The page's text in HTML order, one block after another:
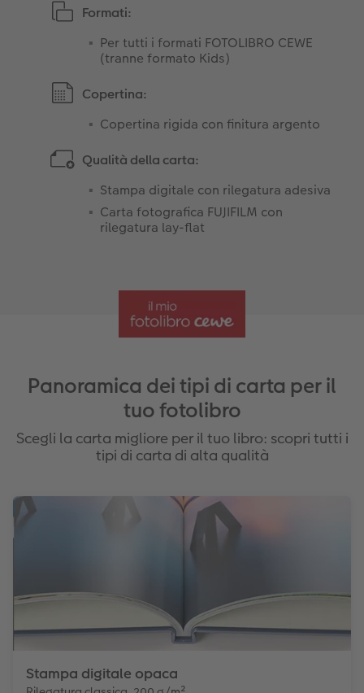
Formati:
Per tutti i formati FOTOLIBRO CEWE
(tranne formato Kids)
Copertina:
Copertina rigida con finitura argento
Qualità della carta:
Stampa digitale con rilegatura adesiva
Carta fotografica FUJIFILM con
rilegatura lay-flat
Panoramica dei tipi di carta per il
tuo fotolibro
Scegli la carta migliore per il tuo libro: scopri tutti i
tipi di carta di alta qualità
Stampa digitale opaca